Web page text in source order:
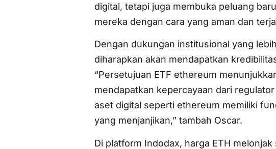
digital, tetapi juga membuka peluang
mereka dengan cara yang aman dan
Dengan dukungan institusional yang
diharapkan akan mendapatkan
“Persetujuan ETF ethereum
mendapatkan kepercayaan dari
aset digital seperti ethereum memiliki
yang menjanjikan,” tambah Oscar.
Di platform Indodax, harga ETH